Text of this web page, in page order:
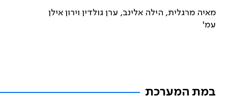
מאיה מרגלית, הילה אלינב, ערן גולדין וירון אילן
עמ'
במת המערכת